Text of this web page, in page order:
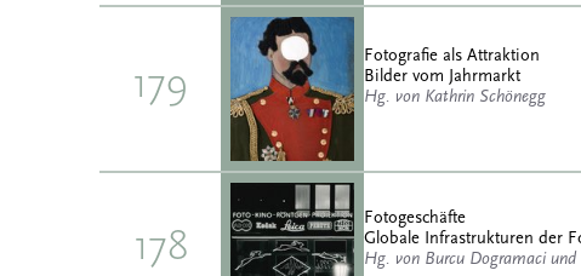
179
Fotografie als Attraktion
Bilder vom Jahrmarkt
Hg. von Kathrin Schönegg
178
Fotogeschäfte
Globale Infrastrukturen der
Hg. von Burcu Dogramaci und